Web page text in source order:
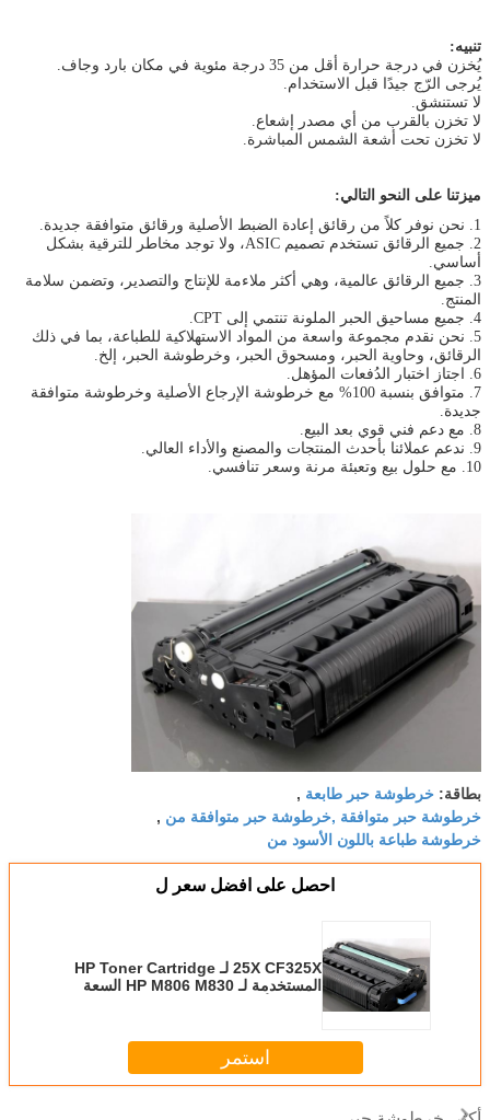
تنبيه:
يُخزن في درجة حرارة أقل من 35 درجة مئوية في مكان بارد وجاف.
يُرجى الرّج جيدًا قبل الاستخدام.
لا تستنشق.
لا تخزن بالقرب من أي مصدر إشعاع.
لا تخزن تحت أشعة الشمس المباشرة.
ميزتنا على النحو التالي:
1. نحن نوفر كلاً من رقائق إعادة الضبط الأصلية ورقائق متوافقة جديدة.
2. جميع الرقائق تستخدم تصميم ASIC، ولا توجد مخاطر للترقية بشكل
أساسي.
3. جميع الرقائق عالمية، وهي أكثر ملاءمة للإنتاج والتصدير، وتضمن سلامة
المنتج.
4. جميع مساحيق الحبر الملونة تنتمي إلى CPT.
5. نحن نقدم مجموعة واسعة من المواد الاستهلاكية للطباعة، بما في ذلك
الرقائق، وحاوية الحبر، ومسحوق الحبر، وخرطوشة الحبر، إلخ.
6. اجتاز اختبار الدُفعات المؤهل.
7. متوافق بنسبة 100% مع خرطوشة الإرجاع الأصلية وخرطوشة متوافقة
جديدة.
8. مع دعم فني قوي بعد البيع.
9. ندعم عملائنا بأحدث المنتجات والمصنع والأداء العالي.
10. مع حلول بيع وتعبئة مرنة وسعر تنافسي.
بطاقة: خرطوشة حبر طابعة ,
خرطوشة حبر متوافقة ,خرطوشة حبر متوافقة من ,
خرطوشة طباعة باللون الأسود من
احصل على افضل سعر ل
25X CF325X لـ HP Toner Cartridge
المستخدمة لـ HP M806 M830 السعة
استمر